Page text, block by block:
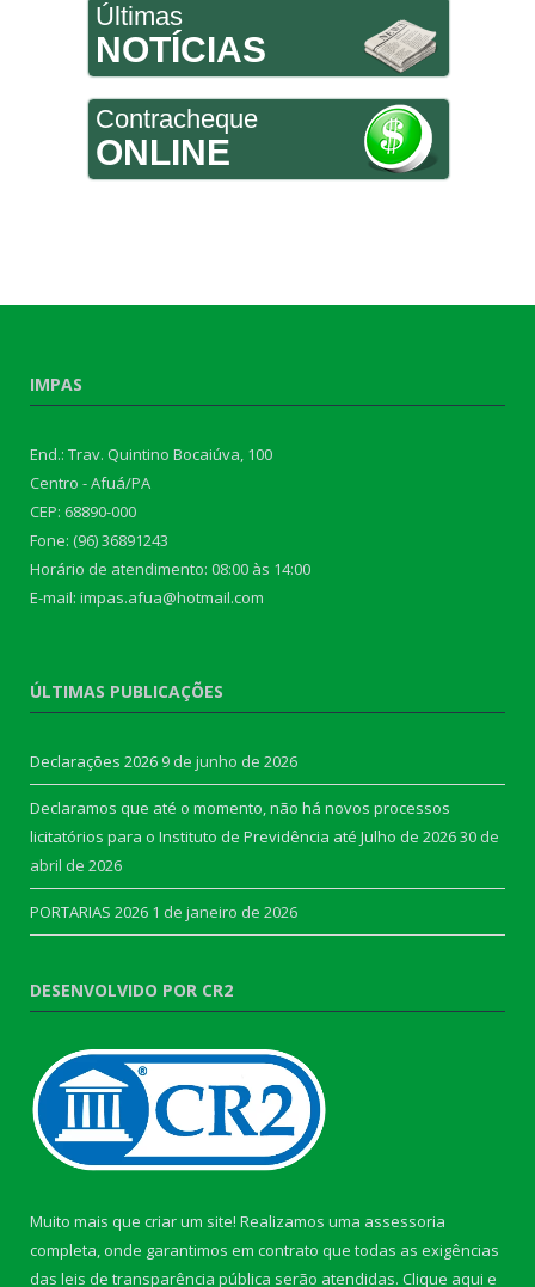
Últimas
NOTÍCIAS
Contracheque
ONLINE
IMPAS
End.: Trav. Quintino Bocaiúva, 100
Centro - Afuá/PA
CEP: 68890-000
Fone: (96) 36891243
Horário de atendimento: 08:00 às 14:00
E-mail: impas.afua@hotmail.com
ÚLTIMAS PUBLICAÇÕES
Declarações 2026 9 de junho de 2026
Declaramos que até o momento, não há novos processos
licitatórios para o Instituto de Previdência até Julho de 202630 de
abril de 2026
PORTARIAS 2026 1 de janeiro de 2026
DESENVOLVIDO POR CR2
Muito mais que criar um site! Realizamos uma assessoria
completa, onde garantimos em contrato que todas as exigências
das leis de transparência pública serão atendidas. Clique aqui e